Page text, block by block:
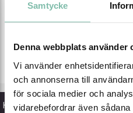
Samtycke
Denna webbplats använder
Vi använder
och annonserna till
för sociala medier och
vidarebefordrar även
konsekvenser för miljö och
utbildningsprogram som ger
Målet är att när det sker ett
göra för att förhindra
Kategorier